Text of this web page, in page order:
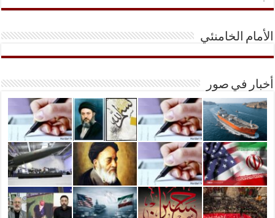
الأمام الخامنئي
أخبار في صور